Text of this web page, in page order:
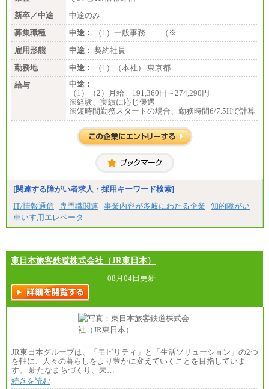
新卒／中途
中途のみ
募集職種
中途：
（1）一般事務 （※…
雇用形態
中途： 契約社員
勤務地
中途：
（1）（本社） 東京都…
給与
中途：
（1）（2）月給 191,360円～274,290円
※経験、実績に応じ優遇
※短時間勤務スタートの場合、勤務時間6/7.5Hで計算
[関連する障がい者求人・採用キーワード検索]
IT/情報通信 専門職関連 事業内容が多岐にわたる企業
知的障がい
車いす用エレベータ
東日本旅客鉄道株式会社（JR東日本）
08月04日更新
JR東日本グループは、「モビリティ」と「生活ソリューション」の2つ
を軸に、人々の暮らしをより豊かに変えていくことを目指していま
す。 新たなまちづくり、未…
続きを読む